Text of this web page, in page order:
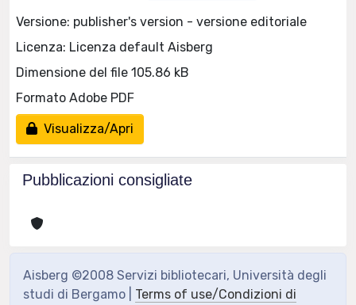
Versione: publisher's version - versione editoriale
Licenza: Licenza default Aisberg
Dimensione del file 105.86 kB
Formato Adobe PDF
Visualizza/Apri
Pubblicazioni consigliate
Aisberg ©2008 Servizi bibliotecari, Università degli
studi di Bergamo | Terms of use/Condizioni di